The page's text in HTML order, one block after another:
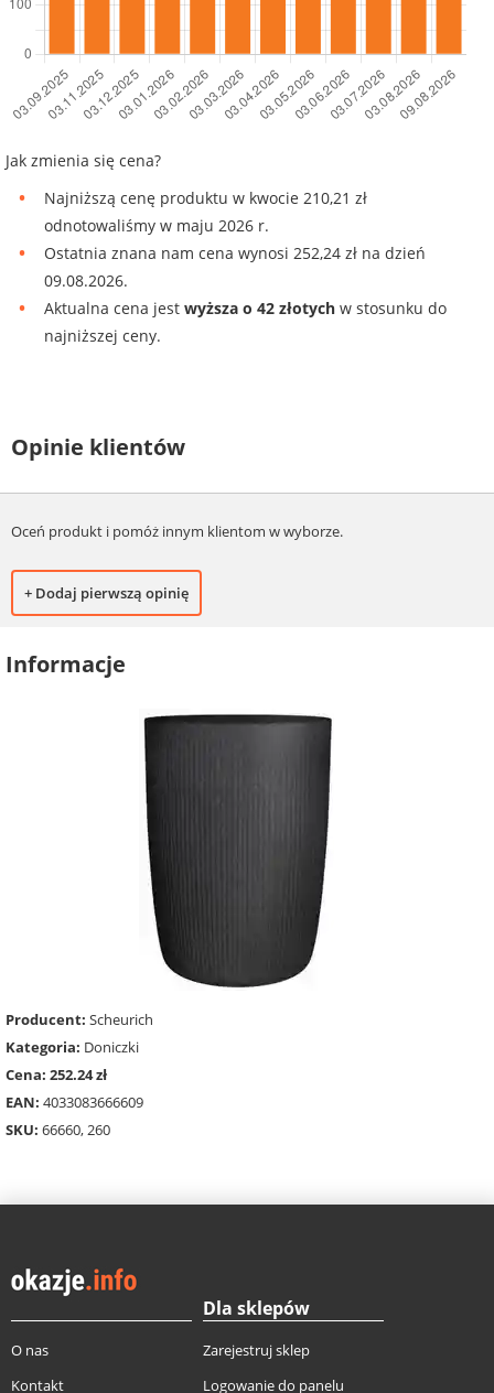
Jak zmienia się cena?
Najniższą cenę produktu w kwocie 210,21 zł
odnotowaliśmy w maju 2026 r.
Ostatnia znana nam cena wynosi 252,24 zł na dzień
09.08.2026.
Aktualna cena jest wyższa o 42 złotych w stosunku do
najniższej ceny.
Opinie klientów
Oceń produkt i pomóż innym klientom w wyborze.
+ Dodaj pierwszą opinię
Informacje
Producent: Scheurich
Kategoria: Doniczki
Cena: 252.24 zł
EAN: 4033083666609
SKU: 66660, 260
O nas
Kontakt
Dla sklepów
Zarejestruj sklep
Logowanie do panelu